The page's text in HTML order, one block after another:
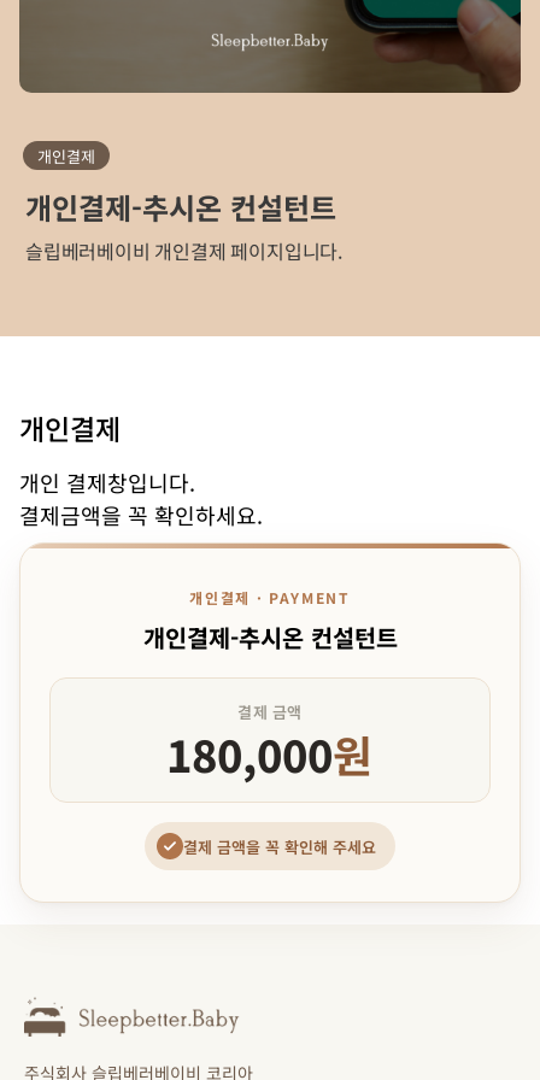
개인결제
개인결제-추시온 컨설턴트
슬립베러베이비 개인결제 페이지입니다.
개인결제
개인 결제창입니다.
결제금액을 꼭 확인하세요.
개인결제 · PAYMENT
개인결제-추시온 컨설턴트
결제 금액
180,000원
결제 금액을 꼭 확인해 주세요
주식회사 슬립베러베이비 코리아